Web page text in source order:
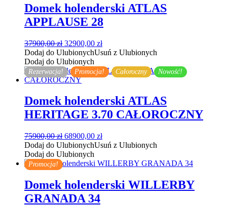
Domek holenderski ATLAS
APPLAUSE 28
37900,00zł Pierwotna
cena
wynosiła:
37900,00 zł.
32900,00 złAktualna
cena
32900,00 zł.
Dodaj do UlubionychUsuń z Ulubionych
Dodaj do Ulubionych
Rezerwacja! Promocja! Całoroczny Nowość!
Domek holenderski ATLAS
HERITAGE 3.70 CAŁOROCZNY
75900,00zł Pierwotna
cena
wynosiła:
75900,00 zł.
68900,00 złAktualna
cena
68900,00 zł.
Dodaj do UlubionychUsuń z Ulubionych
Dodaj do Ulubionych
Promocja!
Domek holenderski WILLERBY
GRANADA 34